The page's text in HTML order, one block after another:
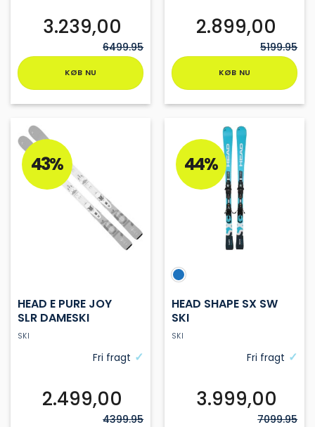
KØB NU
kan
vælges
på
varesiden
6499.95
3.239,00
KØB NU
har
flere
varianter.
Mulighederne
kan
vælges
på
varesiden
5199.95
2.899,00
43%
SKI
HEAD E PURE JOY
SLR DAMESKI
Fri fragt
4399.95
2.499,00
44%
SKI
HEAD SHAPE SX SW
SKI
Fri fragt
7099.95
3.999,00